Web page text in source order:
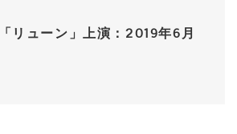
リューン」上演：2019年6月